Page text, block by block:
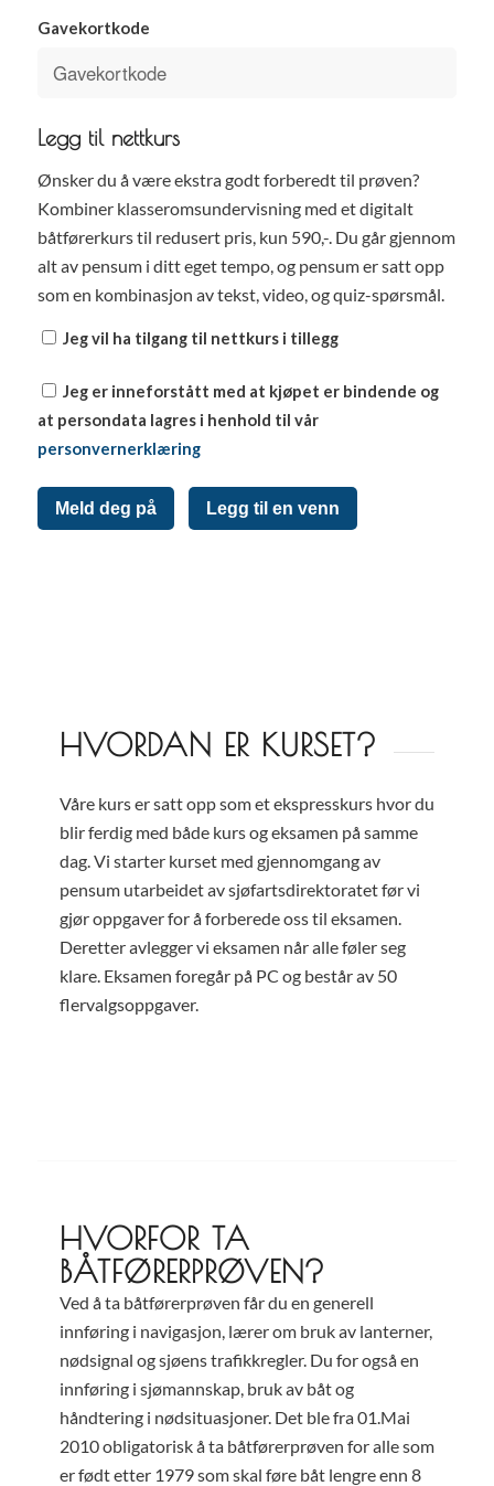
Gavekortkode
Legg til nettkurs
Ønsker du å være ekstra godt forberedt til prøven?
Kombiner klasseromsundervisning med et digitalt
båtførerkurs til redusert pris, kun 590,-. Du går gjennom
alt av pensum i ditt eget tempo, og pensum er satt opp
som en kombinasjon av tekst, video, og quiz-spørsmål.
Jeg vil ha tilgang til nettkurs i tillegg
Jeg er inneforstått med at kjøpet er bindende og
at persondata lagres i henhold til vår
personvernerklæring
Meld deg på Legg til en venn
HVORDAN ER KURSET?
Våre kurs er satt opp som et ekspresskurs hvor du
blir ferdig med både kurs og eksamen på samme
dag. Vi starter kurset med gjennomgang av
pensum utarbeidet av sjøfartsdirektoratet før vi
gjør oppgaver for å forberede oss til eksamen.
Deretter avlegger vi eksamen når alle føler seg
klare. Eksamen foregår på PC og består av 50
flervalgsoppgaver.
HVORFOR TA
BÅTFØRERPRØVEN?
Ved å ta båtførerprøven får du en generell
innføring i navigasjon, lærer om bruk av lanterner,
nødsignal og sjøens trafikkregler. Du for også en
innføring i sjømannskap, bruk av båt og
håndtering i nødsituasjoner. Det ble fra 01.Mai
2010 obligatorisk å ta båtførerprøven for alle som
er født etter 1979 som skal føre båt lengre enn 8